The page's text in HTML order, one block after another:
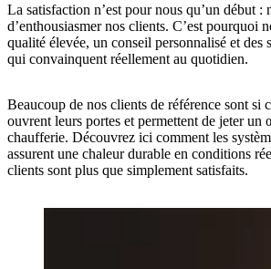
La satisfaction n’est pour nous qu’un début :
d’enthousiasmer nos clients. C’est pourquoi
qualité élevée, un conseil personnalisé et des
qui convainquent réellement au quotidien.
Beaucoup de nos clients de référence sont si
ouvrent leurs portes et permettent de jeter un
chaufferie. Découvrez ici comment les
assurent une chaleur durable en conditions
clients sont plus que simplement satisfaits.